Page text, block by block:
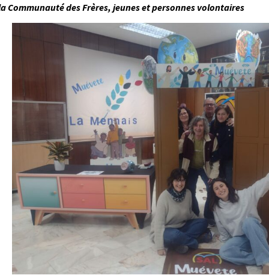
Communauté des Frères, jeunes et personnes volontaires